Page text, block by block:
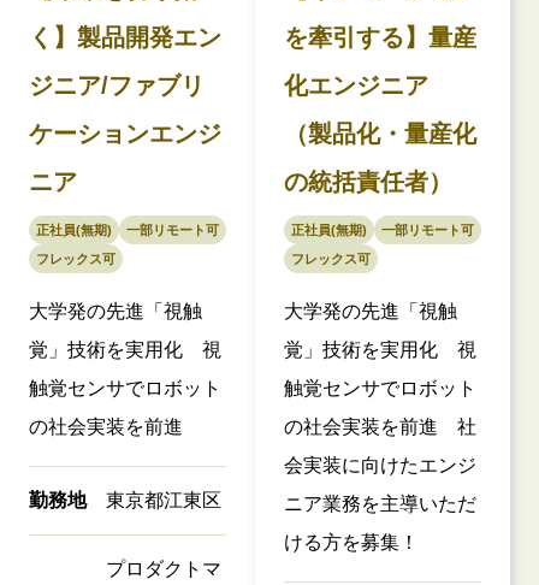
く】製品開発エン
ジニア/ファブリ
ケーションエンジ
ニア
正社員(無期)
一部リモート可
フレックス可
大学発の先進「視触
覚」技術を実用化 視
触覚センサでロボット
の社会実装を前進
勤務地 東京都江東区
プロダクトマ
を牽引する】量産
化エンジニア
（製品化・量産化
の統括責任者）
正社員(無期)
一部リモート可
フレックス可
大学発の先進「視触
覚」技術を実用化 視
触覚センサでロボット
の社会実装を前進 社
会実装に向けたエンジ
ニア業務を主導いただ
ける方を募集！